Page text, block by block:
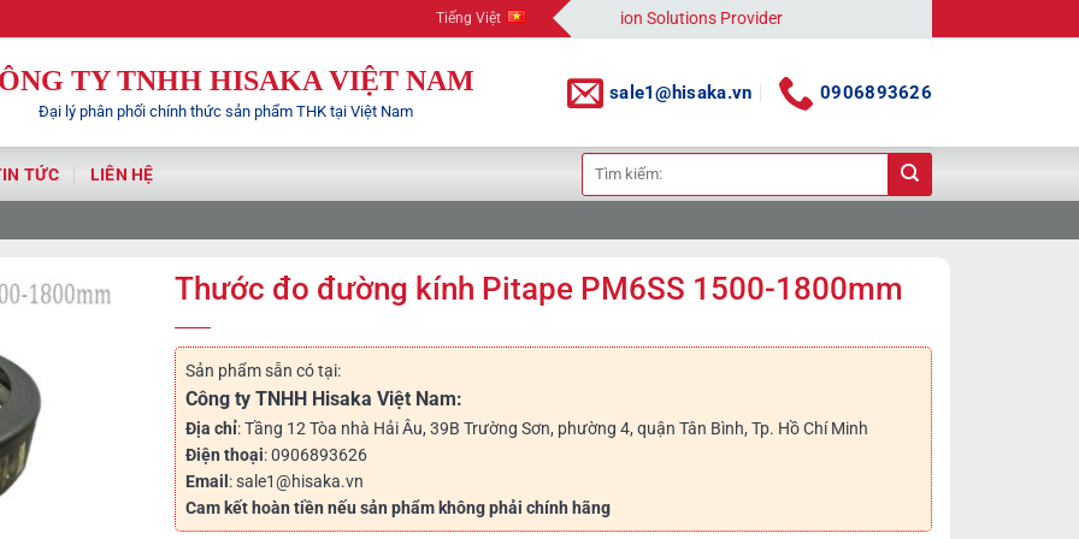
Tiếng Việt
Hisaka | Your Automation Solutions Provider
TY TNHH HISAKA VIỆT NAM
Đại lý phân phối chính thức sản phẩm THK tại Việt Nam
sale1@hisaka.vn 0906893626
TỨC LIÊN HỆ
Tìm
kiếm:
Thước đo đường kính Pitape PM6SS 1500-1800mm
Sản phẩm sẵn có tại:
Công ty TNHH Hisaka Việt Nam:
Địa chỉ: Tầng 12 Tòa nhà Hải Âu, 39B Trường Sơn, phường 4, quận Tân Bình, Tp. Hồ Chí Minh
Điện thoại: 0906893626
Email : sale1@hisaka.vn
Cam kết hoàn tiền nếu sản phẩm không phải chính hãng